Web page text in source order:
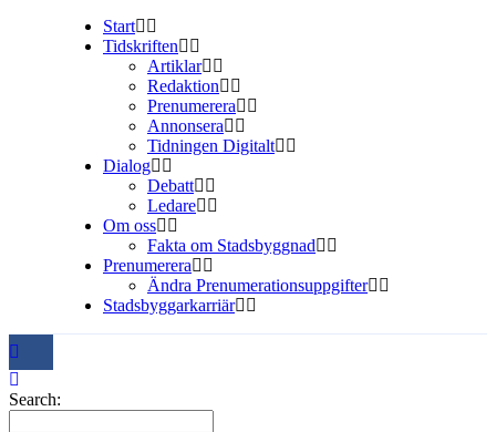
Start
Tidskriften
Artiklar
Redaktion
Prenumerera
Annonsera
Tidningen Digitalt
Dialog
Debatt
Ledare
Om oss
Fakta om Stadsbyggnad
Prenumerera
Ändra Prenumerationsuppgifter
Stadsbyggarkarriär
Search: